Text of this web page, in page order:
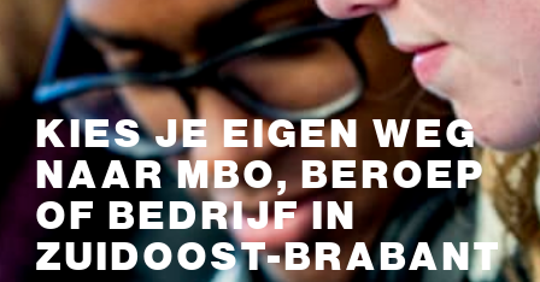
KIES JE EIGEN WEG
NAAR MBO, BEROEP
OF BEDRIJF IN
ZUIDOOST-BRABANT